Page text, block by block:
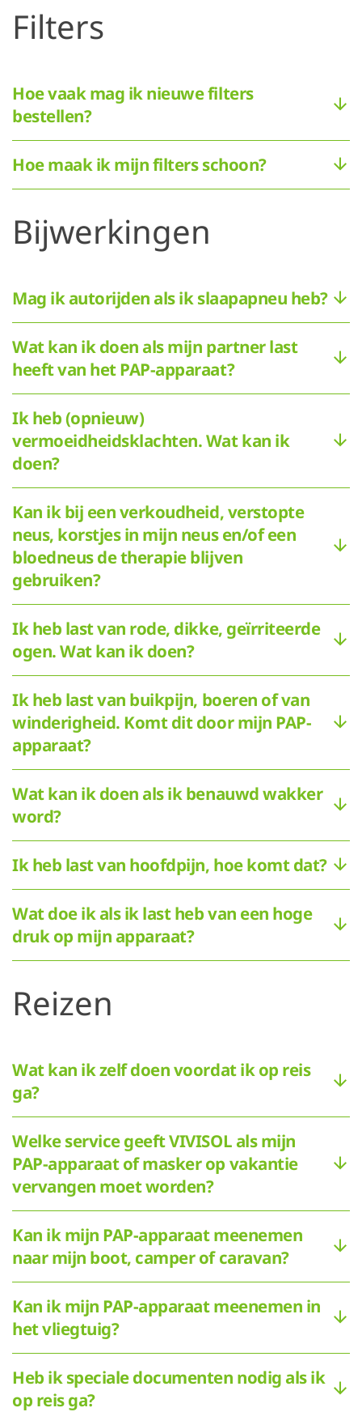
Filters
Hoe vaak mag ik nieuwe filters
bestellen?
Hoe maak ik mijn filters schoon?
Bijwerkingen
Mag ik autorijden als ik slaapapneu heb?
Wat kan ik doen als mijn partner last
heeft van het PAP-apparaat?
Ik heb (opnieuw)
vermoeidheidsklachten. Wat kan ik
doen?
Kan ik bij een verkoudheid, verstopte
neus, korstjes in mijn neus en/of een
bloedneus de therapie blijven
gebruiken?
Ik heb last van rode, dikke, geïrriteerde
ogen. Wat kan ik doen?
Ik heb last van buikpijn, boeren of van
winderigheid. Komt dit door mijn PAP-
apparaat?
Wat kan ik doen als ik benauwd wakker
word?
Ik heb last van hoofdpijn, hoe komt dat?
Wat doe ik als ik last heb van een hoge
druk op mijn apparaat?
Reizen
Wat kan ik zelf doen voordat ik op reis
ga?
Welke service geeft VIVISOL als mijn
PAP-apparaat of masker op vakantie
vervangen moet worden?
Kan ik mijn PAP-apparaat meenemen
naar mijn boot, camper of caravan?
Kan ik mijn PAP-apparaat meenemen in
het vliegtuig?
Heb ik speciale documenten nodig als ik
op reis ga?